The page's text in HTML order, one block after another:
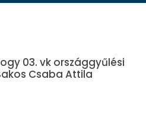
03. vk országgyűlési
Csaba Attila